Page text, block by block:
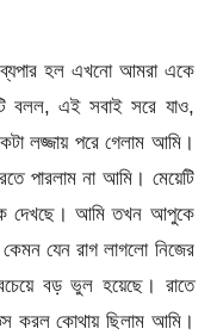
হল এখনো আমরা একে
বলল, এই সবাই সরে যাও,
লজ্জায় পরে গেলাম আমি।
পারলাম না আমি। মেয়েটি
দেখছে। আমি তখন আপুকে
যেন রাগ লাগলো নিজের
বড় ভুল হয়েছে। রাতে
করল কোথায় ছিলাম আমি।